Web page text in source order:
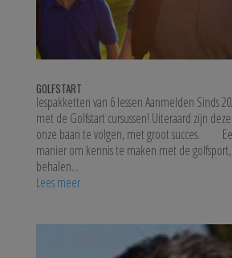
GOLFSTART
lespakketten van 6 lessen Aanmelden Sinds
met de Golfstart cursussen! Uiteraard zijn
onze baan te volgen, met groot succes.
manier om kennis te maken met de
behalen...
Lees meer